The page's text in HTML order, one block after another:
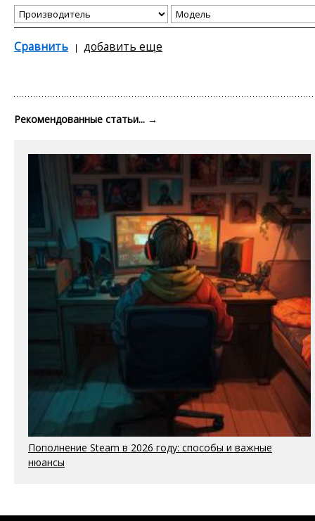
Сравнить добавить еще
Рекомендованные статьи... →
Пополнение Steam в 2026 году: способы и важные
нюансы